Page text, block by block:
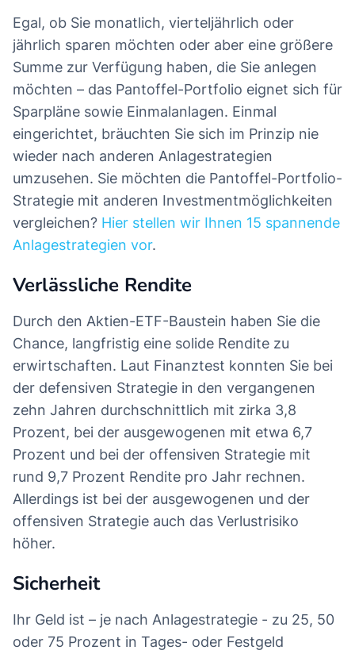
Egal, ob Sie monatlich, vierteljährlich oder
jährlich sparen möchten oder aber eine größere
Summe zur Verfügung haben, die Sie anlegen
möchten – das Pantoffel-Portfolio eignet sich für
Sparpläne sowie Einmalanlagen. Einmal
eingerichtet, bräuchten Sie sich im Prinzip nie
wieder nach anderen Anlagestrategien
umzusehen. Sie möchten die Pantoffel-Portfolio-
Strategie mit anderen Investmentmöglichkeiten
vergleichen? Hier stellen wir Ihnen 15 spannende
Anlagestrategien vor.
Verlässliche Rendite
Durch den Aktien-ETF-Baustein haben Sie die
Chance, langfristig eine solide Rendite zu
erwirtschaften. Laut Finanztest konnten Sie bei
der defensiven Strategie in den vergangenen
zehn Jahren durchschnittlich mit zirka 3,8
Prozent, bei der ausgewogenen mit etwa 6,7
Prozent und bei der offensiven Strategie mit
rund 9,7 Prozent Rendite pro Jahr rechnen.
Allerdings ist bei der ausgewogenen und der
offensiven Strategie auch das Verlustrisiko
höher.
Sicherheit
Ihr Geld ist – je nach Anlagestrategie - zu 25, 50
oder 75 Prozent in Tages- oder Festgeld